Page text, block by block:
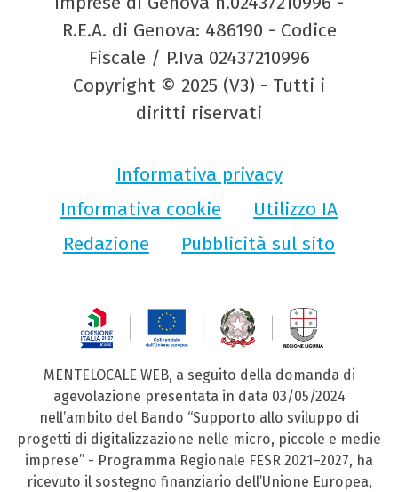
R.E.A. di Genova: 486190 - Codice
Fiscale / P.Iva 02437210996
Copyright © 2025 (V3) - Tutti i
diritti riservati
Informativa privacy
Informativa cookie
Utilizzo IA
Redazione
Pubblicità sul sito
MENTELOCALE WEB, a seguito della domanda di
agevolazione presentata in data 03/05/2024
nell’ambito del Bando “Supporto allo sviluppo di
progetti di digitalizzazione nelle micro, piccole e medie
imprese” - Programma Regionale FESR 2021–2027, ha
ricevuto il sostegno finanziario dell’Unione Europea,